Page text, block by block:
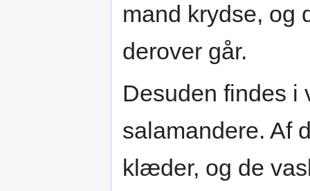
mand krydse, og
derover går.
Desuden findes i
salamandere. Af
klæder, og de